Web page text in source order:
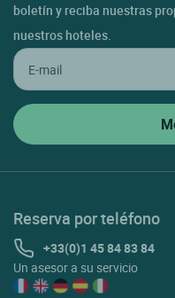
boletín y reciba nuestras
nuestros hoteles.
Reserva por teléfono
+33(0)1 45 84 83 84
Un asesor a su servicio